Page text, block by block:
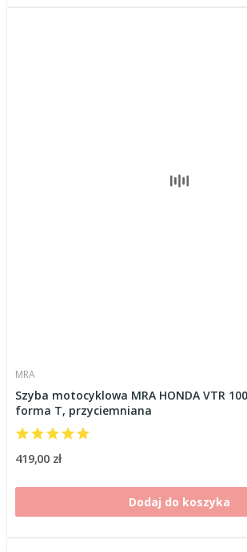
MRA
Szyba motocyklowa MRA HONDA VTR
forma T, przyciemniana
419,00 zł
Dodaj do koszyka